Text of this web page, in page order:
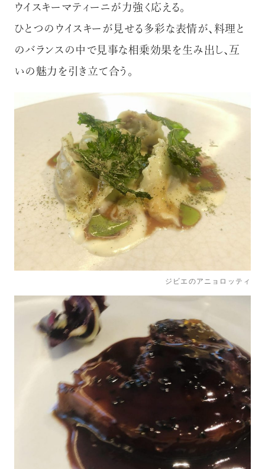
ウイスキーマティーニが力強く応える。
ひとつのウイスキーが見せる多彩な表情が、料理と
のバランスの中で見事な相乗効果を生み出し、互
いの魅力を引き立て合う。
ジビエのアニョロッティ